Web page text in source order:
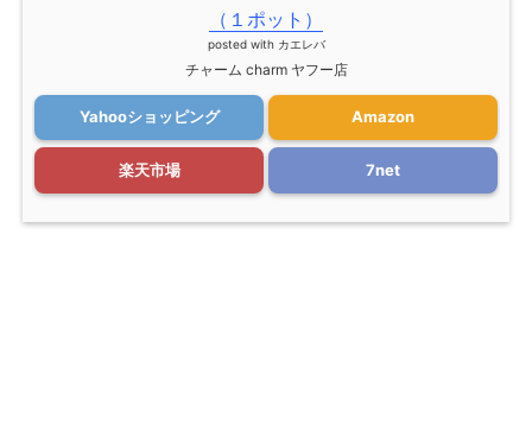
（１ポット）
posted with カエレバ
チャーム charm ヤフー店
Yahooショッピング Amazon
楽天市場 7net